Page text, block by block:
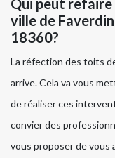
Qui peut refaire
ville de
18360?
La réfection des toits
arrive. Cela va vous
de réaliser ces
convier des
vous proposer de vous